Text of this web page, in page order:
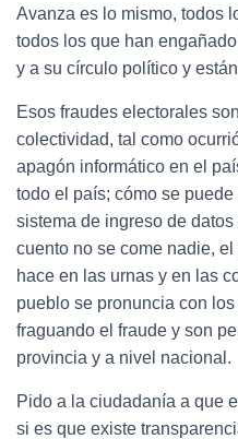
Avanza es lo mismo, todos
todos los que han
y a su círculo político y
Esos fraudes electorales
colectividad, tal como
apagón informático en el
todo el país; cómo se
sistema de ingreso de
cuento no se come nadie,
hace en las urnas y en las
pueblo se pronuncia con
fraguando el fraude y son
provincia y a nivel nacional.
Pido a la ciudadanía a que
si es que existe